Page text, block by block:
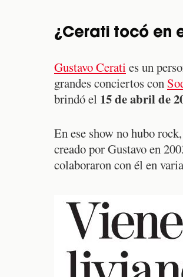
¿Cerati tocó en
Gustavo Cerati es un
grandes conciertos con
brindó el 15 de abril de
En ese show no hubo
creado por Gustavo en
colaboraron con él en